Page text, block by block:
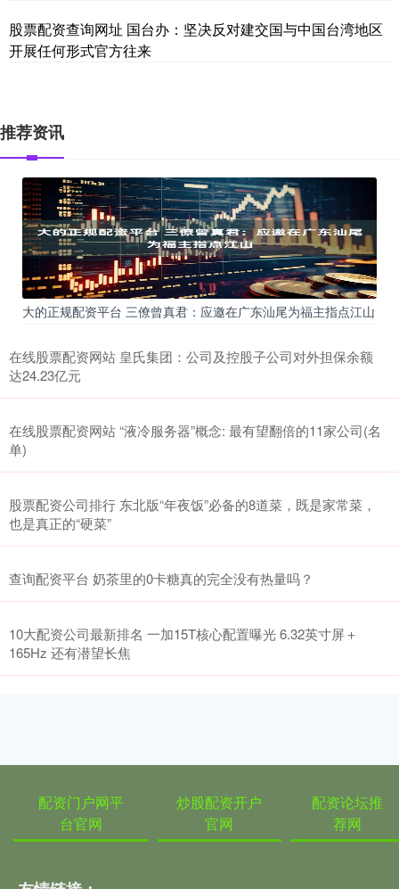
股票配资查询网址 国台办：坚决反对建交国与中国台湾地区
开展任何形式官方往来
推荐资讯
大的正规配资平台 三僚曾真君：应邀在广东汕尾为福主指点江山
在线股票配资网站 皇氏集团：公司及控股子公司对外担保余额
达24.23亿元
在线股票配资网站 “液冷服务器”概念: 最有望翻倍的11家公司(名
单)
股票配资公司排行 东北版“年夜饭”必备的8道菜，既是家常菜，
也是真正的“硬菜”
查询配资平台 奶茶里的0卡糖真的完全没有热量吗？
10大配资公司最新排名 一加15T核心配置曝光 6.32英寸屏＋
165Hz 还有潜望长焦
配资门户网平
台官网
炒股配资开户
官网
配资论坛推
荐网